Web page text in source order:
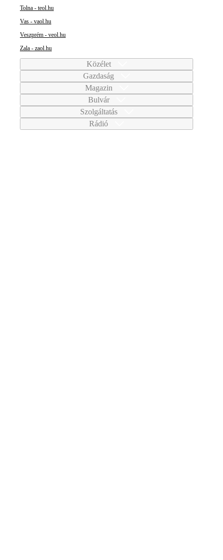
Tolna - teol.hu
Vas - vaol.hu
Veszprém - veol.hu
Zala - zaol.hu
Közélet
Gazdaság
Magazin
Bulvár
Szolgáltatás
Rádió